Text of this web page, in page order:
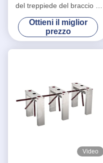
del treppiede del braccio di
RFID tre, cancello girevole
verticale del treppiede per la
scuola
Ottieni il miglior
prezzo
Video